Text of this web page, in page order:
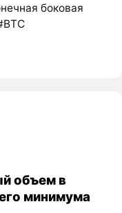
боковая
объем в
минимума